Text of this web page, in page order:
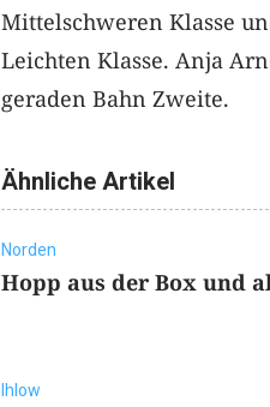
Mittelschweren Klasse
Leichten Klasse. Anja
geraden Bahn Zweite.
Ähnliche Artikel
Norden
Hopp aus der Box und
Ihlow